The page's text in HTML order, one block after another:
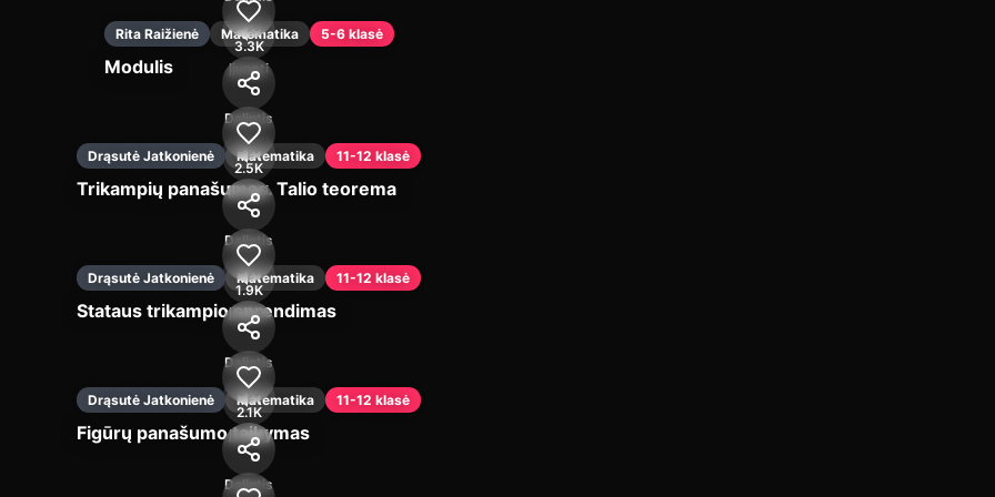
Įjungti
Rita Raižienė Matematika 5-6 klasė
Modulis
3.3K
Dalintis
Įjungti
Drąsutė Jatkonienė Matematika 11-12 klasė
Trikampių panašumas. Talio teorema
2.5K
Dalintis
Įjungti
Drąsutė Jatkonienė Matematika 11-12 klasė
Stataus trikampio sprendimas
1.9K
Dalintis
Įjungti
Drąsutė Jatkonienė Matematika 11-12 klasė
Figūrų panašumo taikymas
2.1K
Dalintis